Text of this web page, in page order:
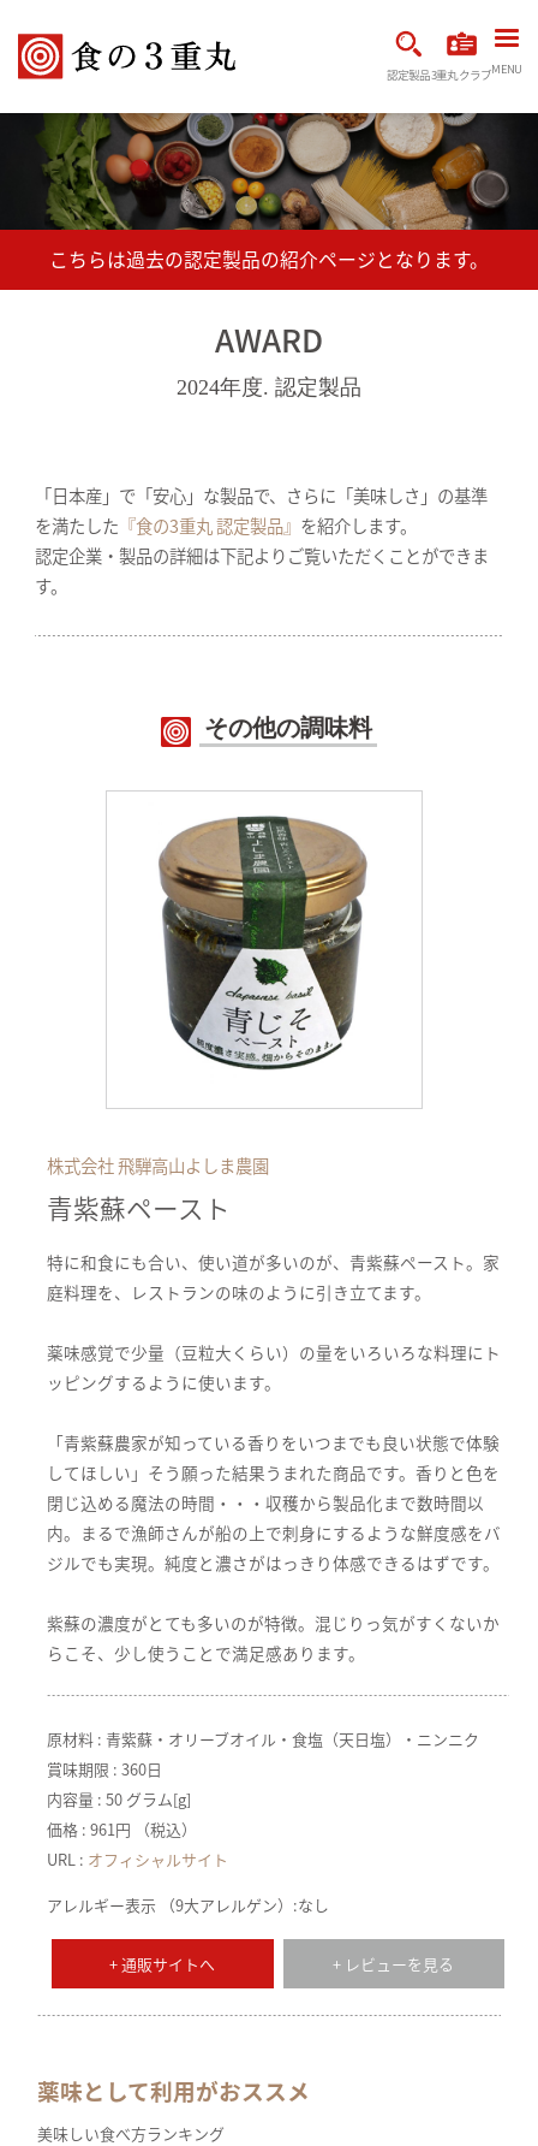
認定製品3重丸クラブMENU
AWARD
2024年度. 認定製品
「日本産」で「安心」な製品で、さらに「美味しさ」の基準
を満たした 『食の3重丸 認定製品』 を紹介します。
認定企業・製品の詳細は下記よりご覧いただくことができま
す。
その他の調味料
株式会社 飛騨高山よしま農園
青紫蘇ペースト
特に和食にも合い、使い道が多いのが、青紫蘇ペースト。家
庭料理を、レストランの味のように引き立てます。
薬味感覚で少量（豆粒大くらい）の量をいろいろな料理にト
ッピングするように使います。
「青紫蘇農家が知っている香りをいつまでも良い状態で体験
してほしい」そう願った結果うまれた商品です。香りと色を
閉じ込める魔法の時間・・・収穫から製品化まで数時間以
内。まるで漁師さんが船の上で刺身にするような鮮度感をバ
ジルでも実現。純度と濃さがはっきり体感できるはずです。
紫蘇の濃度がとても多いのが特徴。混じりっ気がすくないか
らこそ、少し使うことで満足感あります。
原材料 : 青紫蘇・オリーブオイル・食塩（天日塩）・ニンニク
賞味期限 : 360日
内容量 : 50 グラム[g]
価格 : 961円 （税込）
URL : オフィシャルサイト
アレルギー表示 （9大アレルゲン）:なし
+ 通販サイトへ + レビューを見る
薬味として利用がおススメ
美味しい食べ方ランキング